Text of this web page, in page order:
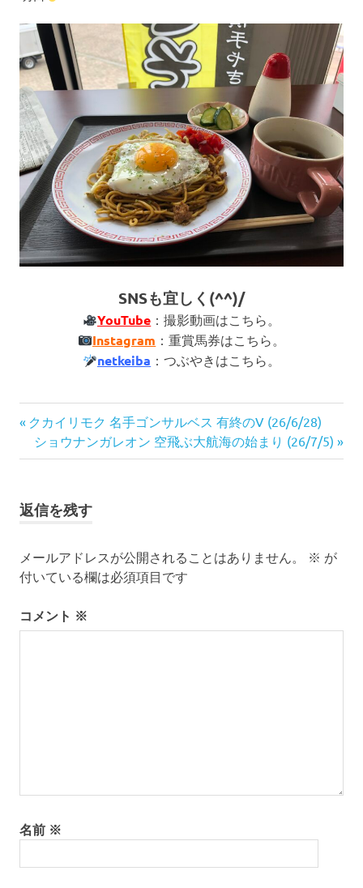
SNSも宜しく(^^)/
YouTube ：撮影動画はこちら。
Instagram ：重賞馬券はこちら。
netkeiba ：つぶやきはこちら。
投
稿
ビ
ー
ョ
前
の
記
クカイリモク 名手ゴンサルベス 有終のV (26/6/28)
次
の
ショウナンガレオン 空飛ぶ大航海の始まり (26/7/5)
返信を残す
メールアドレスが公開されることはありません。 ※ が
付いている欄は必須項目です
コメント ※
名前 ※